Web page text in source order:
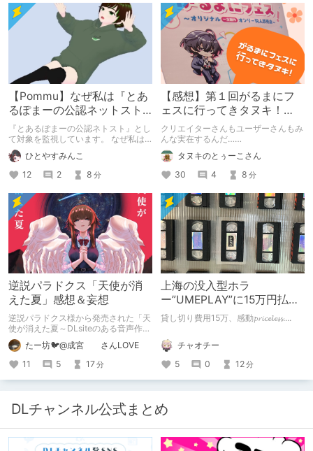
【Pommu】なぜ私は『とあ
るぽまーの公認ネットスト
ーカー』になったのか【出
会い編】
『とあるぽまーの公認ネトスト』とし
て対象を監視しています。 なぜ私は
このような行動をとるに至ったのか。
これまでのあゆみを振り返ります。
ひとやすみんこ
12
2 8 分
【感想】第１回がるまにフ
ェスに行ってきタヌキ！
【レポ】
クリエイターさんもユーザーさんもみ
んな実在するんだ……
タヌキのとぅーこさん
30
4 8 分
逆説パラドクス「天使が消
えた夏」感想＆妄想
逆説パラドクス様から発売された「天
使が消えた夏～DLsiteのある音声作品
について～」の感想です。 妄想も多
いです。たー坊🐦@成宮 さんLOVE
11
5 17分
上海の没入型ホラ
ー”UMEPLAY”に15万円払っ
たら、2作品とも号泣した※
貸し切り費用15万、感動𝓹𝓻𝓲𝓬𝓮𝓵𝓮𝓼𝓼....
チャオチー
5
0 12分
DLチャンネル公式まとめ